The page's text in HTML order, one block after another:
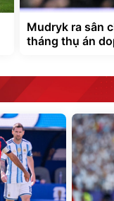
Mudryk ra sân
tháng thụ án